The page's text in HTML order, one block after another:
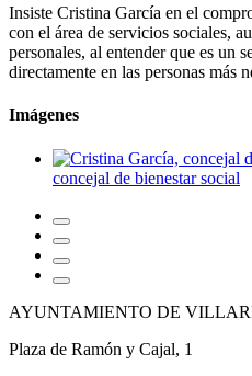
Insiste Cristina García en el
con el área de servicios sociales,
personales, al entender que es un
directamente en las personas más
Imágenes
concejal de bienestar social
AYUNTAMIENTO DE
Plaza de Ramón y Cajal, 1